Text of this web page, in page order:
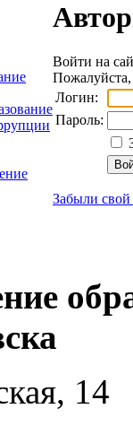
Войти на
Пожалуйста,
Логин:
Пароль:
Забыли свой
14